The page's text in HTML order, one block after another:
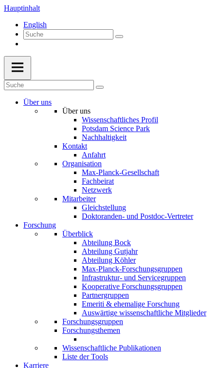
Hauptinhalt
English
Über uns
Über uns
Wissenschaftliches Profil
Potsdam Science Park
Nachhaltigkeit
Kontakt
Anfahrt
Organisation
Max-Planck-Gesellschaft
Fachbeirat
Netzwerk
Mitarbeiter
Gleichstellung
Doktoranden- und Postdoc-Vertreter
Forschung
Überblick
Abteilung Bock
Abteilung Gutjahr
Abteilung Köhler
Max-Planck-Forschungsgruppen
Infrastruktur- und Servicegruppen
Kooperative Forschungsgruppen
Partnergruppen
Emeriti & ehemalige Forschung
Auswärtige wissenschaftliche Mitglieder
Forschungsgruppen
Forschungsthemen
Wissenschaftliche Publikationen
Liste der Tools
Karriere